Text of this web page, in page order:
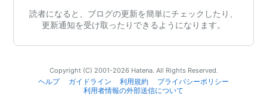
読者になると、ブログの更新を簡単にチェックしたり、
更新通知を受け取ったりできるようになります。
Copyright (C) 2001-2026 Hatena. All Rights Reserved.
ヘルプ
ガイドライン 利用規約
プライバシーポリシー
利用者情報の外部送信について